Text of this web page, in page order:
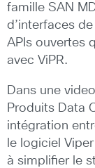
famille SAN
d’interfaces
APIs ouvertes
avec ViPR.
Dans une
Produits Data
intégration
le logiciel
à simplifier le